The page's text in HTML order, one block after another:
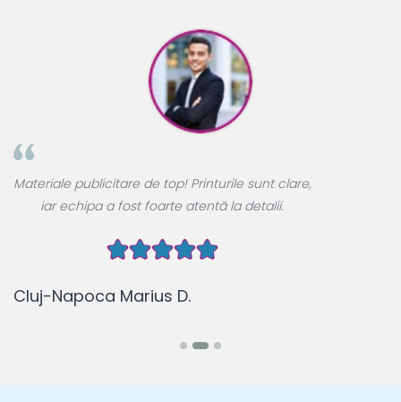
Cluj-Napoca Marius D.
Materiale publicitare de top! Printurile sunt clare,
iar echipa a fost foarte atentă la detalii.